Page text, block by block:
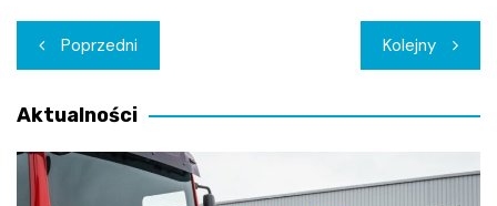
Nawigacja
wpisu
Poprzedni Kolejny
Aktualności